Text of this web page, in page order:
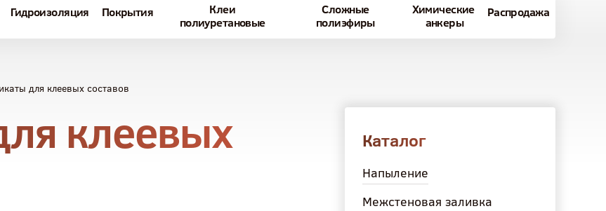
Гидроизоляция Покрытия
Клеи
полиуретановые
Сложные
полиэфиры
Химические
анкеры
Распродажа
для клеевых составов
Каталог
Напыление
Межстеновая заливка
клеевых